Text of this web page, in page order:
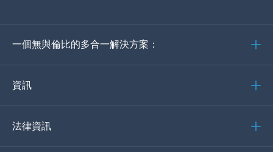
德語
一個無與倫比的多合一解決方案：
資訊
法律資訊